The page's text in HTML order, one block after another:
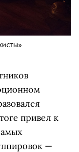
привел к
—